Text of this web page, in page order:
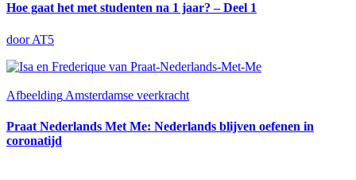
Hoe gaat het met studenten na 1 jaar? – Deel 1
door AT5
Afbeelding Amsterdamse veerkracht
Praat Nederlands Met Me: Nederlands blijven oefenen in
coronatijd